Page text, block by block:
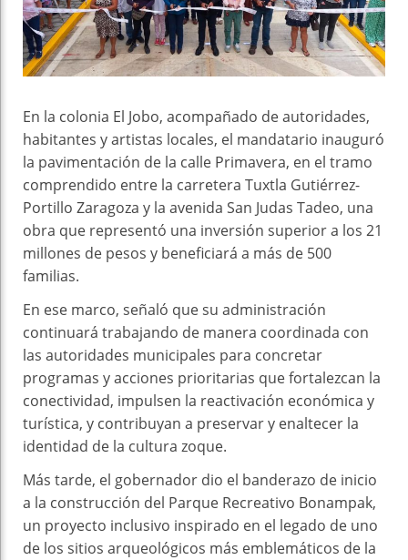
En la colonia El Jobo, acompañado de autoridades,
habitantes y artistas locales, el mandatario inauguró
la pavimentación de la calle Primavera, en el tramo
comprendido entre la carretera Tuxtla Gutiérrez-
Portillo Zaragoza y la avenida San Judas Tadeo, una
obra que representó una inversión superior a los 21
millones de pesos y beneficiará a más de 500
familias.
En ese marco, señaló que su administración
continuará trabajando de manera coordinada con
las autoridades municipales para concretar
programas y acciones prioritarias que fortalezcan la
conectividad, impulsen la reactivación económica y
turística, y contribuyan a preservar y enaltecer la
identidad de la cultura zoque.
Más tarde, el gobernador dio el banderazo de inicio
a la construcción del Parque Recreativo Bonampak,
un proyecto inclusivo inspirado en el legado de uno
de los sitios arqueológicos más emblemáticos de la